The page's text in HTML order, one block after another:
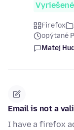
Vyriešené
Firefox
opýtané
Matej
Email is not a
I have a firefox